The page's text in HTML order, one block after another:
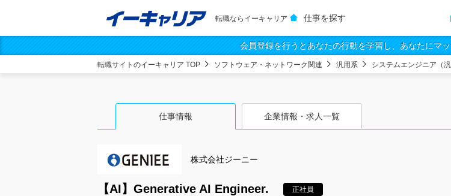
転職ならイーキャリア 仕事を探す
会員登録を行うとあなたの行動を学習し、あなたにマ
転職サイトのイーキャリア TOP ソフトウェア・ネットワーク関連 汎用系 システムエンジニア（汎
仕事情報 企業情報・求人一覧
株式会社ジーニー
【AI】Generative AI Engineer. 正社員